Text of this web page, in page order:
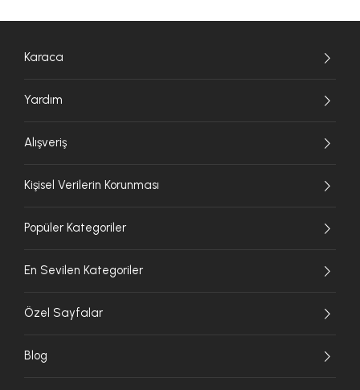
Karaca
Yardım
Alışveriş
Kişisel Verilerin Korunması
Popüler Kategoriler
En Sevilen Kategoriler
Özel Sayfalar
Blog